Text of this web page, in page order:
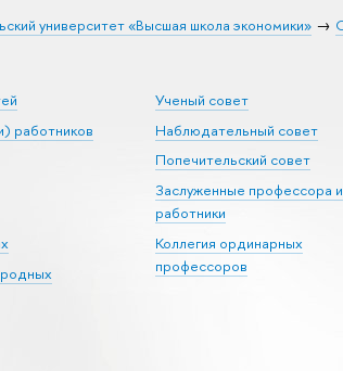
университет «Высшая школа экономики»
работников
Ученый совет
Наблюдательный совет
Попечительский совет
Заслуженные профессора и
работники
Коллегия ординарных
профессоров